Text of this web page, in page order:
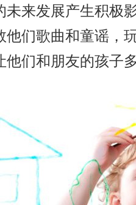
未来发展产生积极
他们歌曲和童谣，
他们和朋友的孩子